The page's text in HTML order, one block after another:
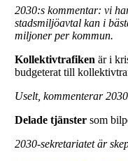
2030:s kommentar: vi
stadsmiljöavtal kan i
miljoner per kommun.
Kollektivtrafikenär i
budgeterat till
Uselt, kommenterar
Delade tjänster som
2030-sekretariatet är